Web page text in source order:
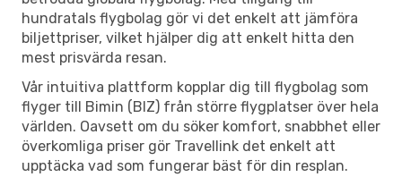
hundratals flygbolag gör vi det enkelt att jämföra
biljettpriser, vilket hjälper dig att enkelt hitta den
mest prisvärda resan.
Vår intuitiva plattform kopplar dig till flygbolag som
flyger till Bimin (BIZ) från större flygplatser över hela
världen. Oavsett om du söker komfort, snabbhet eller
överkomliga priser gör Travellink det enkelt att
upptäcka vad som fungerar bäst för din resplan.